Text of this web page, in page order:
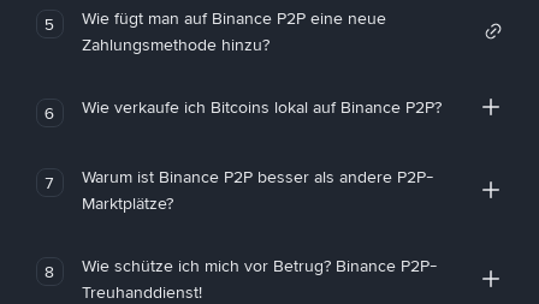
5
Wie fügt man auf Binance P2P eine neue
Zahlungsmethode hinzu?
6 Wie verkaufe ich Bitcoins lokal auf Binance P2P?
7
Warum ist Binance P2P besser als andere P2P-
Marktplätze?
8
Wie schütze ich mich vor Betrug? Binance P2P-
Treuhanddienst!